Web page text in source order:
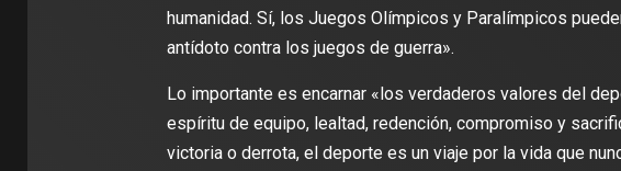
humanidad. Sí, los Juegos Olímpicos y Paralímpicos
antídoto contra los juegos de guerra».
Lo importante es encarnar «los verdaderos valores del
espíritu de equipo, lealtad, redención, compromiso y
victoria o derrota, el deporte es un viaje por la vida que